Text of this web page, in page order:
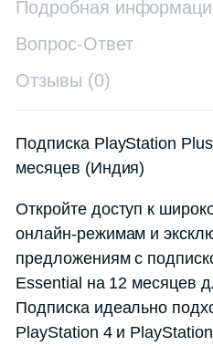
Подробная
Вопрос-Ответ
Отзывы (0)
Подписка PlayStation
месяцев (Индия)
Откройте доступ к
онлайн-режимам и
предложениям с
Essential на 12 месяцев
Подписка идеально
PlayStation 4 и